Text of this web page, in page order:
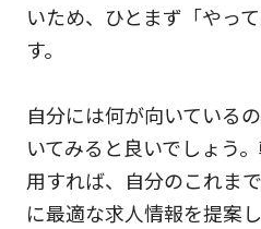
いため、ひとまず「やっ
す。
自分には何が向いている
いてみると良いでしょう
用すれば、自分のこれま
に最適な求人情報を提案